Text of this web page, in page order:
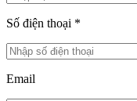
Số điện thoại *
Email